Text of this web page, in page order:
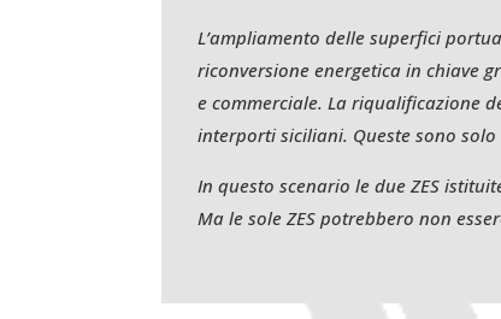
L’ampliamento delle superfici
riconversione energetica in chiave
e commerciale. La riqualificazione
interporti siciliani. Queste sono
In questo scenario le due ZES
Ma le sole ZES potrebbero non